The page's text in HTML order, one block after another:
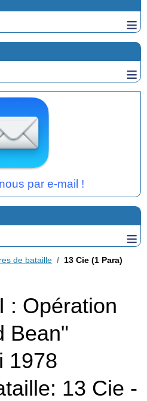
≡
≡
par e-mail !
≡
de bataille 13 Cie (1 Para)
: Opération
Bean"
1978
13 Cie -